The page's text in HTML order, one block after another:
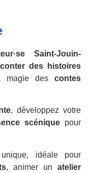
Saint-Jouin-
des histoires
magie des contes
, développez votre
scénique pour
idéale pour
, animer unatelier